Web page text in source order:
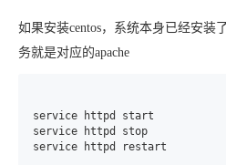
如果安装centos，系统本身已经安装
务就是对应的apache
service httpd start
service httpd stop
service httpd restart